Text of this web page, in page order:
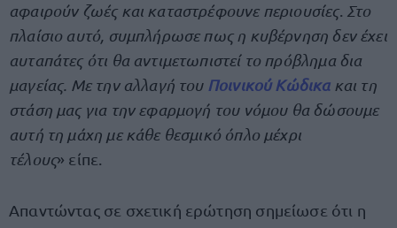
αφαιρούν ζωές και καταστρέφουνε περιουσίες. Στο
πλαίσιο αυτό, συμπλήρωσε πως η κυβέρνηση δεν έχει
αυταπάτες ότι θα αντιμετωπιστεί το πρόβλημα δια
μαγείας. Με την αλλαγή του Ποινικού Κώδικακαι τη
στάση μας για την εφαρμογή του νόμου θα δώσουμε
αυτή τη μάχη με κάθε θεσμικό όπλο μέχρι
τέλους» είπε.
Απαντώντας σε σχετική ερώτηση σημείωσε ότι η